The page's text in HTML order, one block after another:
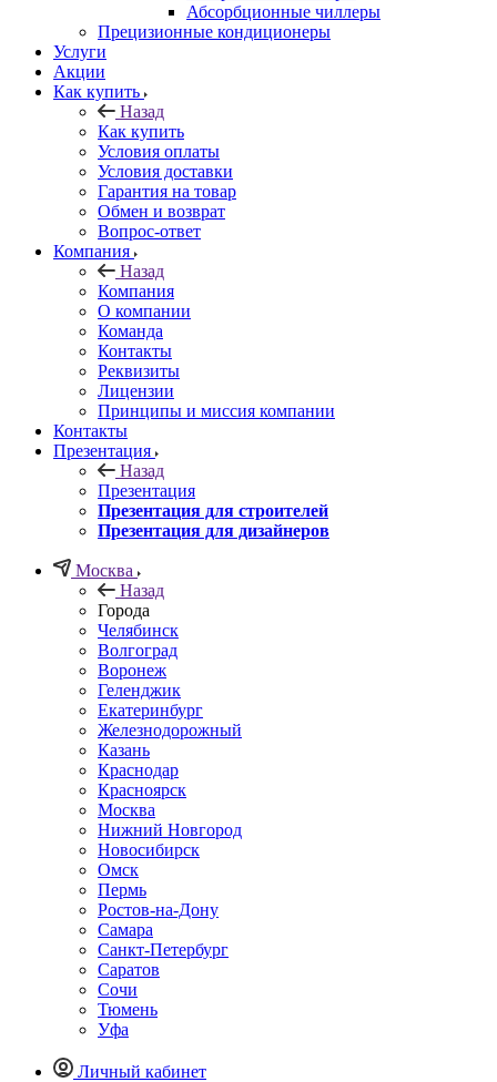
Абсорбционные чиллеры
Прецизионные кондиционеры
Услуги
Акции
Как купить
Назад
Как купить
Условия оплаты
Условия доставки
Гарантия на товар
Обмен и возврат
Вопрос-ответ
Компания
Назад
Компания
О компании
Команда
Контакты
Реквизиты
Лицензии
Принципы и миссия компании
Контакты
Презентация
Назад
Презентация
Презентация для строителей
Презентация для дизайнеров
Москва
Назад
Города
Челябинск
Волгоград
Воронеж
Геленджик
Екатеринбург
Железнодорожный
Казань
Краснодар
Красноярск
Москва
Нижний Новгород
Новосибирск
Омск
Пермь
Ростов-на-Дону
Самара
Санкт-Петербург
Саратов
Сочи
Тюмень
Уфа
Личный кабинет